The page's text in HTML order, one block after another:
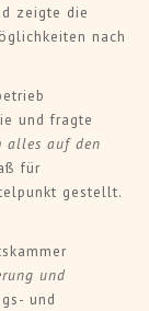
zeigte die
nach
und fragte
alles auf den
für
gestellt.
und
und